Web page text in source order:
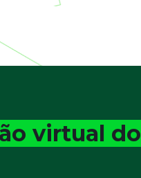
virtual do